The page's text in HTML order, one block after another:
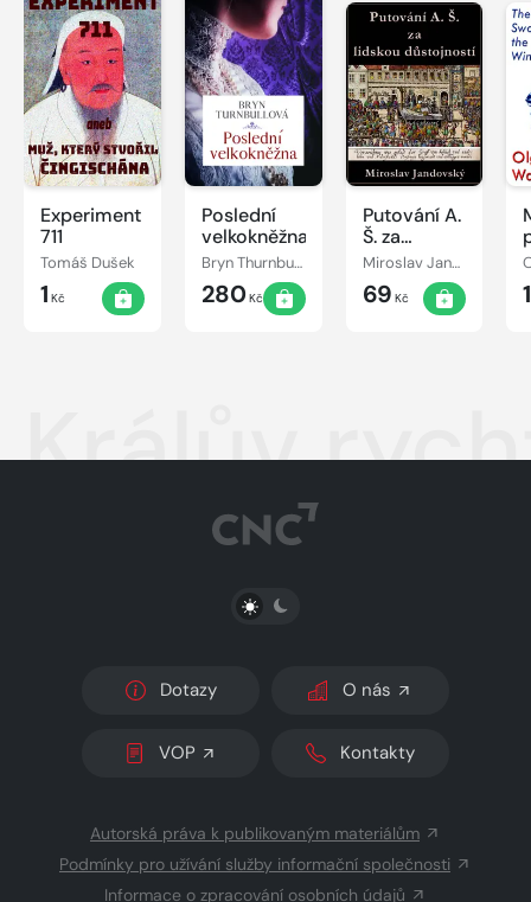
Experiment
711
Tomáš Dušek
1 Kč
Poslední
velkokněžna
Bryn Thurnbullová
280Kč
Putování A.
Š. za
lidskou
důstojností
Miroslav Jandovský
69 Kč
Králův
PŘEPNOUT SVĚTLÝ/TMAVÝ REŽIM
Dotazy O nás
VOP Kontakty
Autorská práva k publikovaným materiálům
Podmínky pro užívání služby informační společnosti
Informace o zpracování osobních údajů